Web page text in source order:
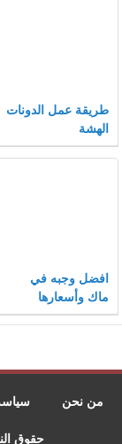
طريقة عمل الدونات
الهشة
افضل وجبه في
ماك وأسعارها
من نحن
حقوق النشر